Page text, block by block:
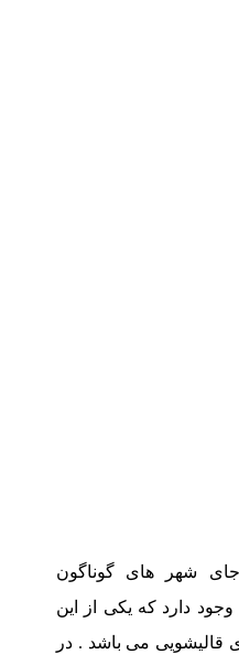
شهر های گوناگون
دارد که یکی از این
قالیشویی می باشد . در